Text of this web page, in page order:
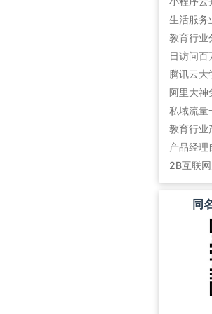
教育行业
阿里大神
私域流量
教育行业
产品经理
2B互联
同